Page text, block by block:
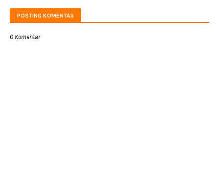
POSTING KOMENTAR
0 Komentar